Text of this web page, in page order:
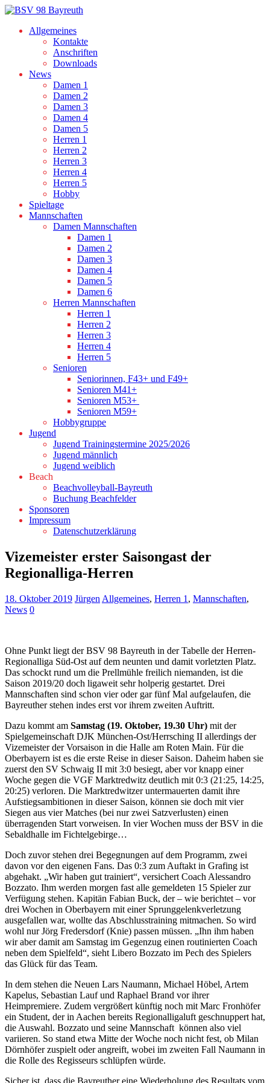
Allgemeines
Kontakte
Anschriften
Downloads
News
Damen 1
Damen 2
Damen 3
Damen 4
Damen 5
Herren 1
Herren 2
Herren 3
Herren 4
Herren 5
Hobby
Spieltage
Mannschaften
Damen Mannschaften
Damen 1
Damen 2
Damen 3
Damen 4
Damen 5
Damen 6
Herren Mannschaften
Herren 1
Herren 2
Herren 3
Herren 4
Herren 5
Senioren
Seniorinnen, F43+ und F49+
Senioren M41+
Senioren M53+
Senioren M59+
Hobbygruppe
Jugend
Jugend Trainingstermine 2025/2026
Jugend männlich
Jugend weiblich
Beach
Beachvolleyball-Bayreuth
Buchung Beachfelder
Sponsoren
Impressum
Datenschutzerklärung
Vizemeister erster Saisongast der
Regionalliga-Herren
18. Oktober 2019 Jürgen Allgemeines, Herren 1 , Mannschaften,
News 0
Ohne Punkt liegt der BSV 98 Bayreuth in der Tabelle der Herren-
Regionalliga Süd-Ost auf dem neunten und damit vorletzten Platz.
Das schockt rund um die Prellmühle freilich niemanden, ist die
Saison 2019/20 doch ligaweit sehr holperig gestartet. Drei
Mannschaften sind schon vier oder gar fünf Mal aufgelaufen, die
Bayreuther stehen indes erst vor ihrem zweiten Auftritt.
Dazu kommt am Samstag (19. Oktober, 19.30 Uhr) mit der
Spielgemeinschaft DJK München-Ost/Herrsching II allerdings der
Vizemeister der Vorsaison in die Halle am Roten Main. Für die
Oberbayern ist es die erste Reise in dieser Saison. Daheim haben sie
zuerst den SV Schwaig II mit 3:0 besiegt, aber vor knapp einer
Woche gegen die VGF Marktredwitz deutlich mit 0:3 (21:25, 14:25,
20:25) verloren. Die Marktredwitzer untermauerten damit ihre
Aufstiegsambitionen in dieser Saison, können sie doch mit vier
Siegen aus vier Matches (bei nur zwei Satzverlusten) einen
überragenden Start vorweisen. In vier Wochen muss der BSV in die
Sebaldhalle im Fichtelgebirge…
Doch zuvor stehen drei Begegnungen auf dem Programm, zwei
davon vor den eigenen Fans. Das 0:3 zum Auftakt in Grafing ist
abgehakt. „Wir haben gut trainiert“, versichert Coach Alessandro
Bozzato. Ihm werden morgen fast alle gemeldeten 15 Spieler zur
Verfügung stehen. Kapitän Fabian Buck, der – wie berichtet – vor
drei Wochen in Oberbayern mit einer Sprunggelenkverletzung
ausgefallen war, wollte das Abschlusstraining mitmachen. So wird
wohl nur Jörg Fredersdorf (Knie) passen müssen. „Ihn ihm haben
wir aber damit am Samstag im Gegenzug einen routinierten Coach
neben dem Spielfeld“, sieht Libero Bozzato im Pech des Spielers
das Glück für das Team.
In dem stehen die Neuen Lars Naumann, Michael Höbel, Artem
Kapelus, Sebastian Lauf und Raphael Brand vor ihrer
Heimpremiere. Zudem vergrößert künftig noch mit Marc Fronhöfer
ein Student, der in Aachen bereits Regionalligaluft geschnuppert hat,
die Auswahl. Bozzato und seine Mannschaft können also viel
variieren. So stand etwa Mitte der Woche noch nicht fest, ob Milan
Dörnhöfer zuspielt oder angreift, wobei im zweiten Fall Naumann in
die Rolle des Regisseurs schlüpfen würde.
Sicher ist, dass die Bayreuther eine Wiederholung des Resultats vom